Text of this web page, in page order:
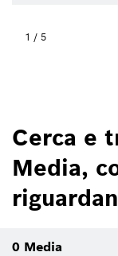
1 / 5
Cerca e
Media,
0 Media